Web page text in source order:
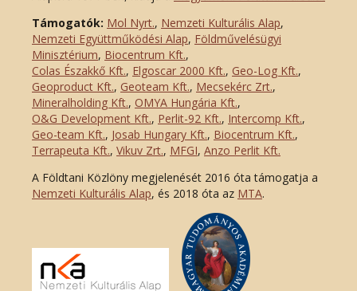
Támogatók: Mol Nyrt., Nemzeti Kulturális Alap,
Nemzeti Együttműködési Alap, Földművelésügyi
Minisztérium, Biocentrum Kft.,
Colas Északkő Kft., Elgoscar 2000 Kft., Geo-Log Kft.,
Geoproduct Kft., Geoteam Kft., Mecsekérc Zrt.,
Mineralholding Kft., OMYA Hungária Kft.,
O&G Development Kft., Perlit-92 Kft., Intercomp Kft.,
Geo-team Kft., Josab Hungary Kft., Biocentrum Kft.,
Terrapeuta Kft., Vikuv Zrt., MFGI, Anzo Perlit Kft.
A Földtani Közlöny megjelenését 2016 óta támogatja a
Nemzeti Kulturális Alap, és 2018 óta az MTA.